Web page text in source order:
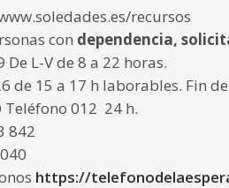
recursos
con dependencia,
De L-V de 8 a 22 horas.
de 15 a 17 h laborables. Fin
Teléfono 012 24 h.
842
https://